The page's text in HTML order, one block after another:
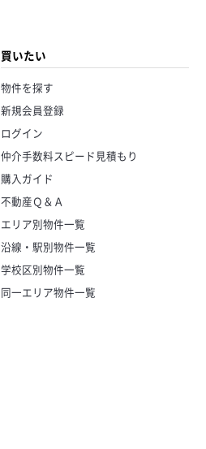
買いたい
物件を探す
新規会員登録
ログイン
仲介手数料スピード見積もり
購入ガイド
不動産Ｑ＆Ａ
エリア別物件一覧
沿線・駅別物件一覧
学校区別物件一覧
同一エリア物件一覧